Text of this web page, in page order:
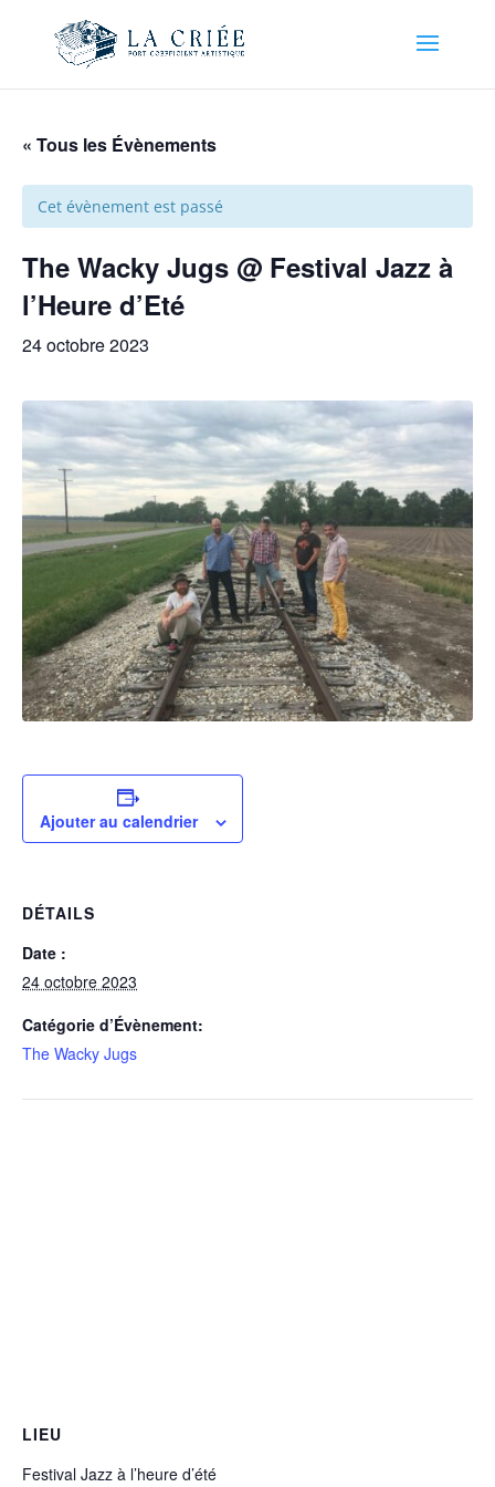
« Tous les Évènements
Cet évènement est passé
The Wacky Jugs @ Festival Jazz à
l’Heure d’Eté
24 octobre 2023
Ajouter au calendrier
DÉTAILS
Date :
24 octobre 2023
Catégorie d’Évènement:
The Wacky Jugs
LIEU
Festival Jazz à l’heure d’été